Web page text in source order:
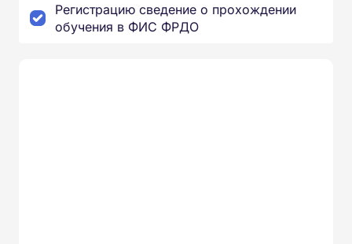
Регистрацию сведение о прохождении
обучения в ФИС ФРДО